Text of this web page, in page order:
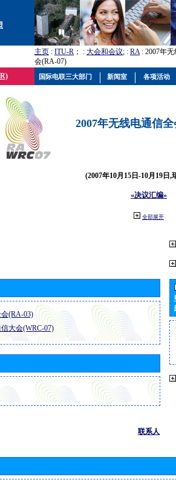
主页 : ITU-R ； : 大会和会议; : RA: 2007年
会(RA-07)
2007年无线电通信
(2007年10月15日-10月19日,
«决议汇编»
全部展开
(RA-03)
大会(WRC-07)
联系人
国际电联三大部门 新闻室 各项活动